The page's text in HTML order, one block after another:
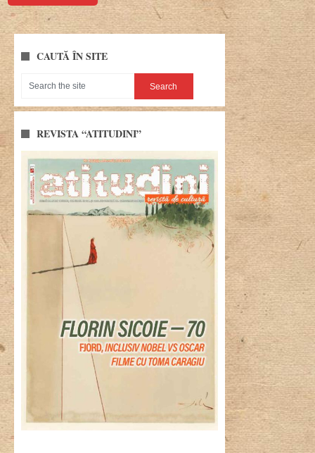
CAUTĂ ÎN SITE
REVISTA “ATITUDINI”